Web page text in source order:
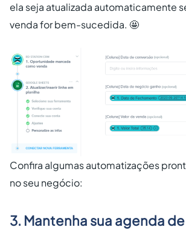
ela seja atualizada automaticamente
venda for bem-sucedida. 🤩
Confira algumas automatizações
no seu negócio:
3. Mantenha sua agenda